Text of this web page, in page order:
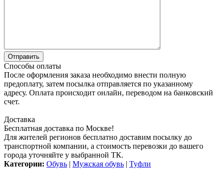
Способы оплаты
После оформления заказа необходимо внести полную
предоплату, затем посылка отправляется по указанному
адресу. Оплата происходит онлайн, переводом на банковский
счет.
Доставка
Бесплатная доставка по Москве!
Для жителей регионов бесплатно доставим посылку до
транспортной компании, а стоимость перевозки до вашего
города уточняйте у выбранной ТК.
Категории: Обувь | Мужская обувь | Туфли